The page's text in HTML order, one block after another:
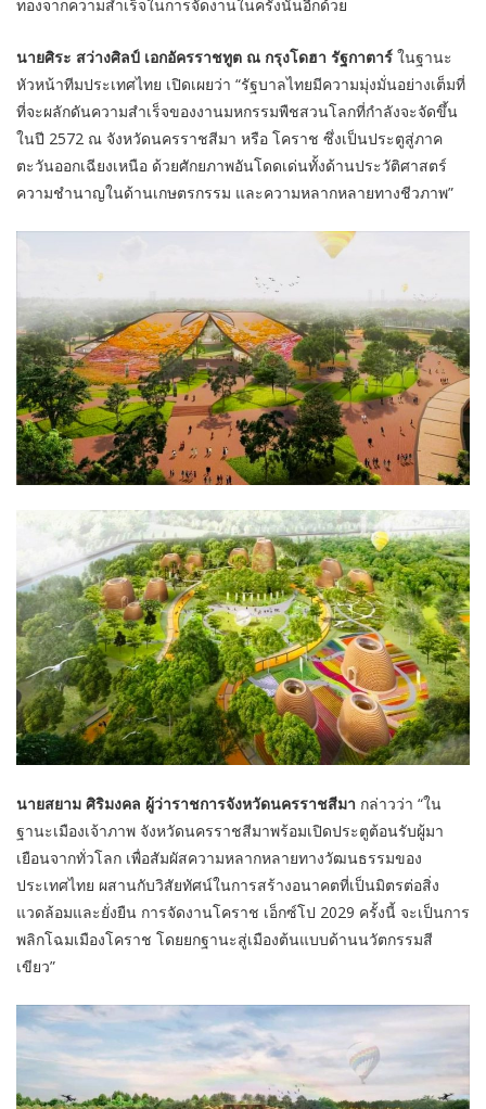
ทองจากความสำเร็จในการจัดงานในครั้งนั้นอีกด้วย
นายศิระ สว่างศิลป์ เอกอัครราชทูต ณ กรุงโดฮา รัฐกาตาร์ ในฐานะ
หัวหน้าทีมประเทศไทย เปิดเผยว่า “รัฐบาลไทยมีความมุ่งมั่นอย่างเต็มที่
ที่จะผลักดันความสำเร็จของงานมหกรรมพืชสวนโลกที่กำลังจะจัดขึ้น
ในปี 2572 ณ จังหวัดนครราชสีมา หรือ โคราช ซึ่งเป็นประตูสู่ภาค
ตะวันออกเฉียงเหนือ ด้วยศักยภาพอันโดดเด่นทั้งด้านประวัติศาสตร์
ความชำนาญในด้านเกษตรกรรม และความหลากหลายทางชีวภาพ”
นายสยาม ศิริมงคล ผู้ว่าราชการจังหวัดนครราชสีมา กล่าวว่า “ใน
ฐานะเมืองเจ้าภาพ จังหวัดนครราชสีมาพร้อมเปิดประตูต้อนรับผู้มา
เยือนจากทั่วโลก เพื่อสัมผัสความหลากหลายทางวัฒนธรรมของ
ประเทศไทย ผสานกับวิสัยทัศน์ในการสร้างอนาคตที่เป็นมิตรต่อสิ่ง
แวดล้อมและยั่งยืน การจัดงานโคราช เอ็กซ์โป 2029 ครั้งนี้ จะเป็นการ
พลิกโฉมเมืองโคราช โดยยกฐานะสู่เมืองต้นแบบด้านนวัตกรรมสี
เขียว”